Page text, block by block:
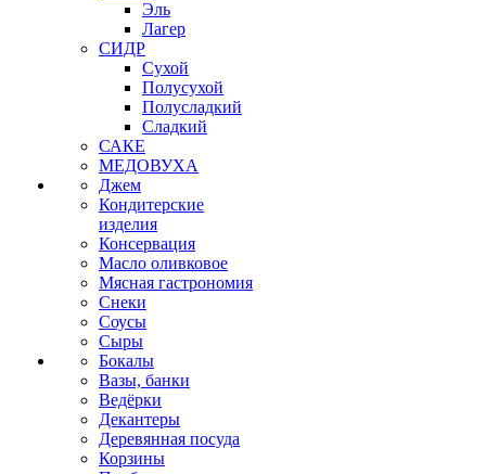
Эль
Лагер
СИДР
Сухой
Полусухой
Полусладкий
Сладкий
САКЕ
МЕДОВУХА
Джем
Кондитерские
изделия
Консервация
Масло оливковое
Мясная гастрономия
Снеки
Соусы
Сыры
Бокалы
Вазы, банки
Ведёрки
Декантеры
Деревянная посуда
Корзины